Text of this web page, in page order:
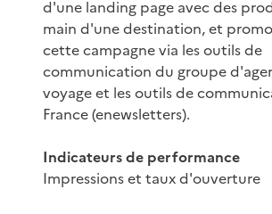
d'une landing page avec des
main d'une destination, et
cette campagne via les outils de
communication du groupe
voyage et les outils de
France (enewsletters).
Indicateurs de performance
Impressions et taux d'ouverture